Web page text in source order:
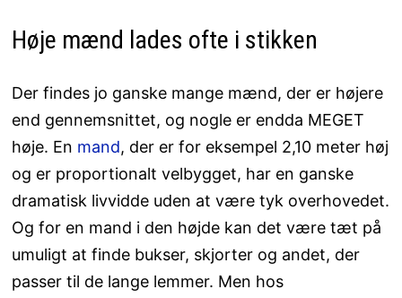
Høje mænd lades ofte i stikken
Der findes jo ganske mange mænd, der er højere
end gennemsnittet, og nogle er endda MEGET
høje. En mand, der er for eksempel 2,10 meter høj
og er proportionalt velbygget, har en ganske
dramatisk livvidde uden at være tyk overhovedet.
Og for en mand i den højde kan det være tæt på
umuligt at finde bukser, skjorter og andet, der
passer til de lange lemmer. Men hos